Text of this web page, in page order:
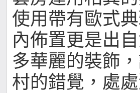
使用帶有歐式
內佈置更是出
多華麗的裝飾
村的錯覺，處